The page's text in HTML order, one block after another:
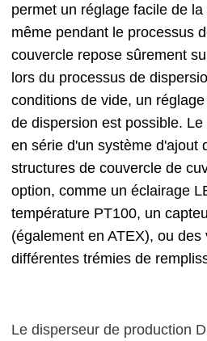
permet un réglage facile de
même pendant le processus
couvercle repose sûrement
lors du processus de
conditions de vide, un
de dispersion est possible.
en série d'un système d'ajout
structures de couvercle de
option, comme un éclairage
température PT100, un
(également en ATEX), ou
différentes trémies de
Le disperseur de production